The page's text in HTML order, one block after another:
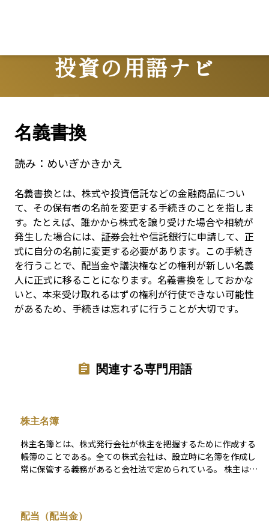
投資の用語ナビ
Terms
名義書換
読み： めいぎかきかえ
名義書換とは、株式や投資信託などの金融商品につい
て、その保有者の名前を変更する手続きのことを指しま
す。たとえば、誰かから株式を譲り受けた場合や相続が
発生した場合には、証券会社や信託銀行に申請して、正
式に自分の名前に変更する必要があります。この手続き
を行うことで、配当金や議決権などの権利が新しい名義
人に正式に移ることになります。名義書換をしておかな
いと、本来受け取れるはずの権利が行使できない可能性
があるため、手続きは忘れずに行うことが大切です。
関連する専門用語
株主名簿
株主名簿とは、株式発行会社が株主を把握するために作成する
帳簿のことである。全ての株式会社は、設立時に名簿を作成し
常に保管する義務があると会社法で定められている。 株主は株
配当（配当金）